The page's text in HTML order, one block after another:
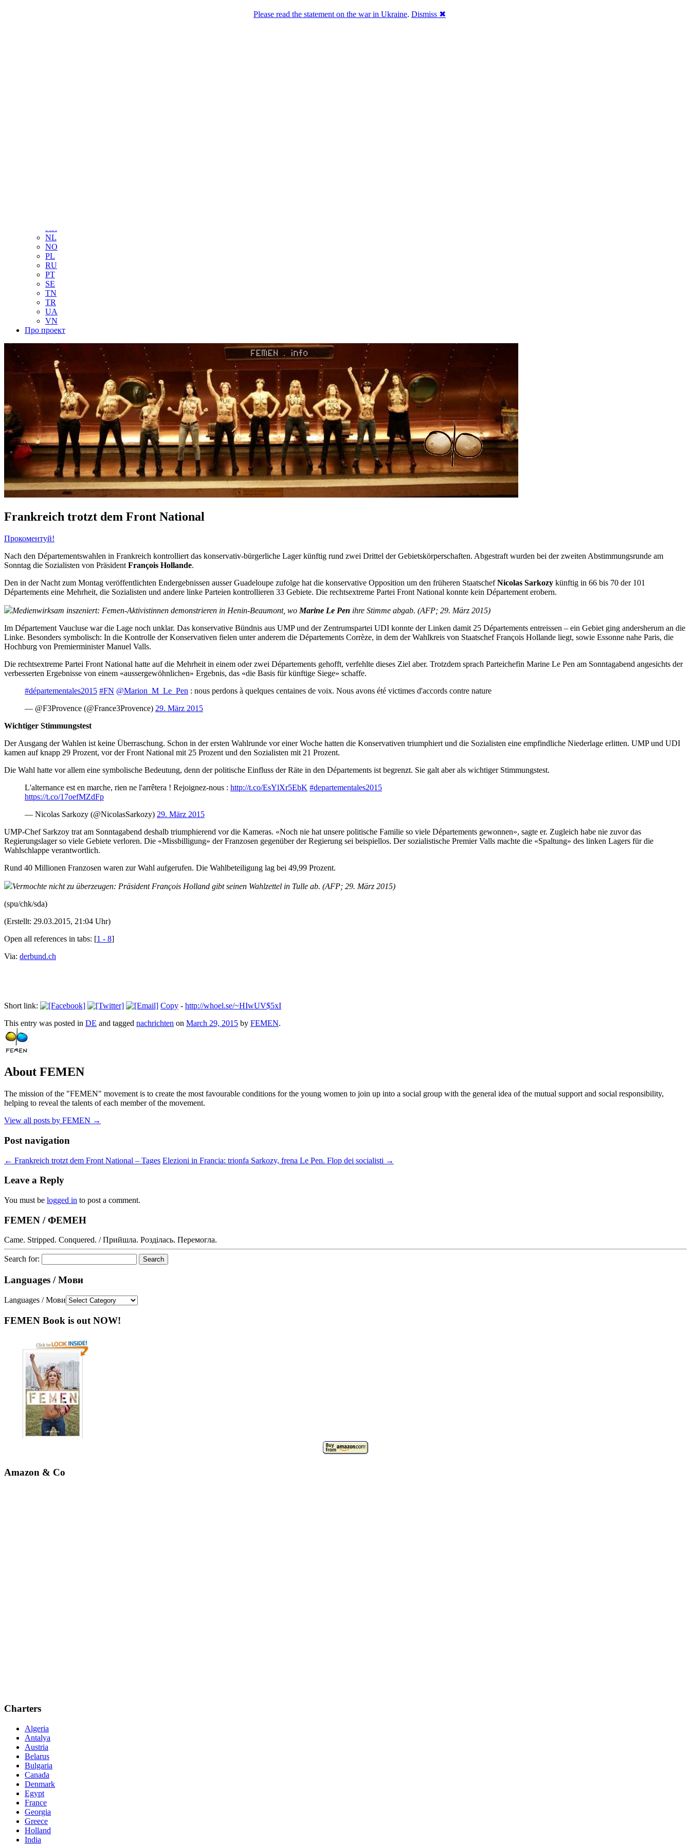
KR
NL
NO
PL
RU
PT
SE
TN
TR
UA
VN
Про проект
Frankreich trotzt dem Front National
Прокоментуй!
Nach den Départementswahlen in Frankreich kontrolliert das konservativ-bürgerliche Lager künftig rund zwei Drittel der Gebietskörperschaften. Abgestraft wurden bei der zweiten Abstimmungsrunde am
Sonntag die Sozialisten von Präsident François Hollande.
Den in der Nacht zum Montag veröffentlichten Endergebnissen ausser Guadeloupe zufolge hat die konservative Opposition um den früheren StaatschefNicolas Sarkozy künftig in 66 bis 70 der 101
Départements eine Mehrheit, die Sozialisten und andere linke Parteien kontrollieren 33 Gebiete. Die rechtsextreme Partei Front National konnte kein Département erobern.
Medienwirksam inszeniert: Femen-Aktivistinnen demonstrieren in Henin-Beaumont, wo Marine Le Pen ihre Stimme abgab. (AFP; 29. März 2015)
Im Département Vaucluse war die Lage noch unklar. Das konservative Bündnis aus UMP und der Zentrumspartei UDI konnte der Linken damit 25 Départements entreissen – ein Gebiet ging andersherum an die
Linke. Besonders symbolisch: In die Kontrolle der Konservativen fielen unter anderem die Départements Corrèze, in dem der Wahlkreis von Staatschef François Hollande liegt, sowie Essonne nahe Paris, die
Hochburg von Premierminister Manuel Valls.
Die rechtsextreme Partei Front National hatte auf die Mehrheit in einem oder zwei Départements gehofft, verfehlte dieses Ziel aber. Trotzdem sprach Parteichefin Marine Le Pen am Sonntagabend angesichts der
verbesserten Ergebnisse von einem «aussergewöhnlichen» Ergebnis, das «die Basis für künftige Siege» schaffe.
#départementales2015 #FN @Marion_M_Le_Pen : nous perdons à quelques centaines de voix. Nous avons été victimes d'accords contre nature
— @F3Provence (@France3Provence) 29. März 2015
Wichtiger Stimmungstest
Der Ausgang der Wahlen ist keine Überraschung. Schon in der ersten Wahlrunde vor einer Woche hatten die Konservativen triumphiert und die Sozialisten eine empfindliche Niederlage erlitten. UMP und UDI
kamen auf knapp 29 Prozent, vor der Front National mit 25 Prozent und den Sozialisten mit 21 Prozent.
Die Wahl hatte vor allem eine symbolische Bedeutung, denn der politische Einfluss der Räte in den Départements ist begrenzt. Sie galt aber als wichtiger Stimmungstest.
L'alternance est en marche, rien ne l'arrêtera ! Rejoignez-nous : http://t.co/EsYlXr5EbK #departementales2015
https://t.co/17oefMZdFp
— Nicolas Sarkozy (@NicolasSarkozy) 29. März 2015
UMP-Chef Sarkzoy trat am Sonntagabend deshalb triumphierend vor die Kameras. «Noch nie hat unsere politische Familie so viele Départements gewonnen», sagte er. Zugleich habe nie zuvor das
Regierungslager so viele Gebiete verloren. Die «Missbilligung» der Franzosen gegenüber der Regierung sei beispiellos. Der sozialistische Premier Valls machte die «Spaltung» des linken Lagers für die
Wahlschlappe verantwortlich.
Rund 40 Millionen Franzosen waren zur Wahl aufgerufen. Die Wahlbeteiligung lag bei 49,99 Prozent.
Vermochte nicht zu überzeugen: Präsident François Holland gibt seinen Wahlzettel in Tulle ab. (AFP; 29. März 2015)
(spu/chk/sda)
(Erstellt: 29.03.2015, 21:04 Uhr)
Open all references in tabs: [1 - 8]
Via: derbund.ch
Short link: Copy - http://whoel.se/~HIwUV$5xI
This entry was posted in DE and tagged nachrichten on March 29, 2015 by FEMEN.
About FEMEN
The mission of the "FEMEN" movement is to create the most favourable conditions for the young women to join up into a social group with the general idea of the mutual support and social responsibility,
helping to reveal the talents of each member of the movement.
View all posts by FEMEN →
Post navigation
← Frankreich trotzt dem Front National – Tages Elezioni in Francia: trionfa Sarkozy, frena Le Pen. Flop dei socialisti →
Leave a Reply
You must be logged in to post a comment.
FEMEN / ФЕМЕН
Came. Stripped. Conquered. / Прийшла. Розділась. Перемогла.
Search for:
Languages / Мови
Languages / Мови
FEMEN Book is out NOW!
Amazon & Co
Charters
Algeria
Antalya
Austria
Belarus
Bulgaria
Canada
Denmark
Egypt
France
Georgia
Greece
Holland
India
Please read the statement on the war in Ukraine. Dismiss ✖